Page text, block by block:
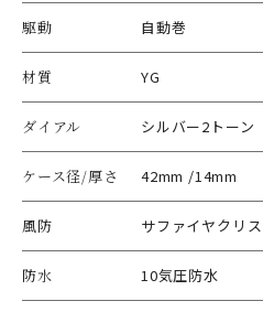
駆動 自動巻
材質 YG
ダイアル シルバー2トーン
ケース径/厚さ 42mm /14mm
風防 サファイヤクリ
防水 10気圧防水